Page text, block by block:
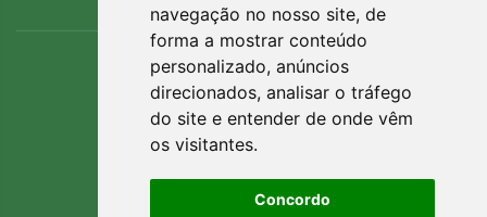
navegação no nosso site, de
forma a mostrar conteúdo
personalizado, anúncios
direcionados, analisar o tráfego
do site e entender de onde vêm
os visitantes.
Concordo